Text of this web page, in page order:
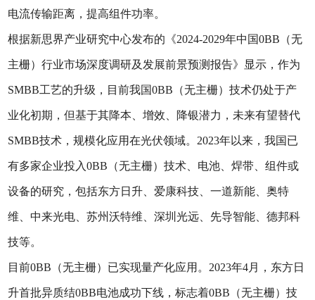
电流传输距离，提高组件功率。
根据新思界产业研究中心发布的《2024-2029年中国0BB（无
主栅）行业市场深度调研及发展前景预测报告》显示，作为
SMBB工艺的升级，目前我国0BB（无主栅）技术仍处于产
业化初期，但基于其降本、增效、降银潜力，未来有望替代
SMBB技术，规模化应用在光伏领域。2023年以来，我国已
有多家企业投入0BB（无主栅）技术、电池、焊带、组件或
设备的研究，包括东方日升、爱康科技、一道新能、奥特
维、中来光电、苏州沃特维、深圳光远、先导智能、德邦科
技等。
目前0BB（无主栅）已实现量产化应用。2023年4月，东方日
升首批异质结0BB电池成功下线，标志着0BB（无主栅）技